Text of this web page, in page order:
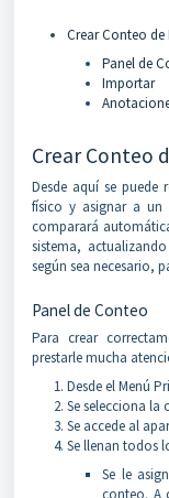
Crear Conteo
Panel de
Importar
Crear Conteo
Desde aquí se
físico y asignar a un
comparará
sistema,
según sea necesario,
Panel de Conteo
Para crear
prestarle mucha
Desde el Menú
Se selecciona la
Se accede al
Se llenan todos
Se le
conteo. A